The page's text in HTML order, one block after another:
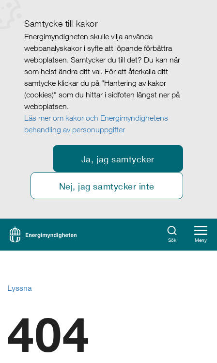
Samtycke till kakor
Energimyndigheten skulle vilja använda
webbanalyskakor i syfte att löpande förbättra
webbplatsen. Samtycker du till det? Du kan när
som helst ändra ditt val. För att återkalla ditt
samtycke klickar du på ”Hantering av kakor
(cookies)" som du hittar i sidfoten längst ner på
webbplatsen.
Läs mer om kakor och Energimyndighetens
behandling av personuppgifter
Ja, jag samtycker
Nej, jag samtycker inte
Sök Meny
Lyssna
404